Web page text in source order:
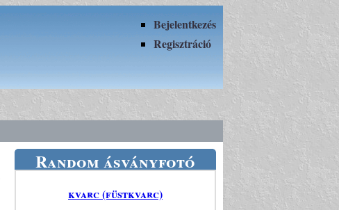
Bejelentkezés
Regisztráció
Random ásványfotó
kvarc (füstkvarc)